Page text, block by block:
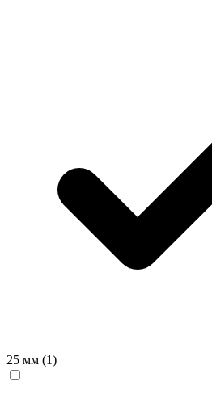
25 мм (1)